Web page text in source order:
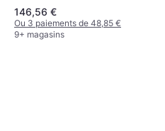
146,56 €
Ou 3 paiements de 48,85 €
9+ magasins